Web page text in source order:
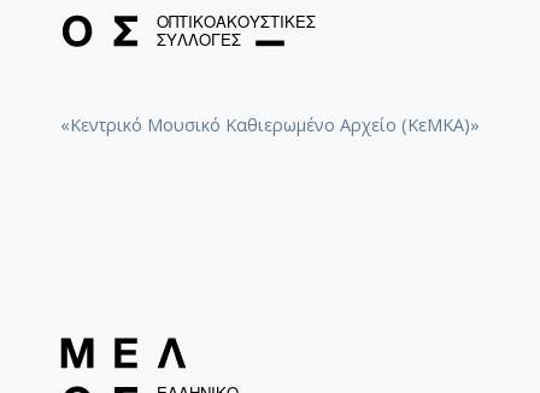
«Κεντρικό Μουσικό Καθιερωμένο Αρχείο (ΚεΜΚΑ)»